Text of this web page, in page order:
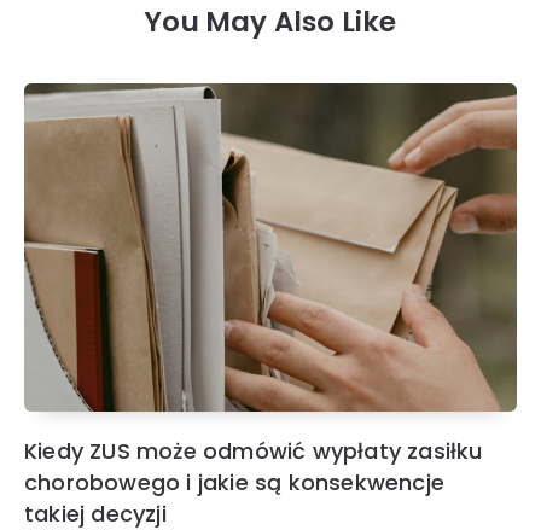
You May Also Like
Kiedy ZUS może odmówić wypłaty zasiłku
chorobowego i jakie są konsekwencje
takiej decyzji